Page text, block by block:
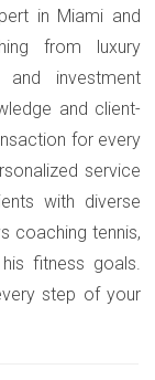
en Miami han
Uber o Lyft.
o
o vintage en
ingreso
forma
in Miami and
from luxury
investment
and client-
for every
service
with diverse
coaching tennis,
fitness goals.
step of your